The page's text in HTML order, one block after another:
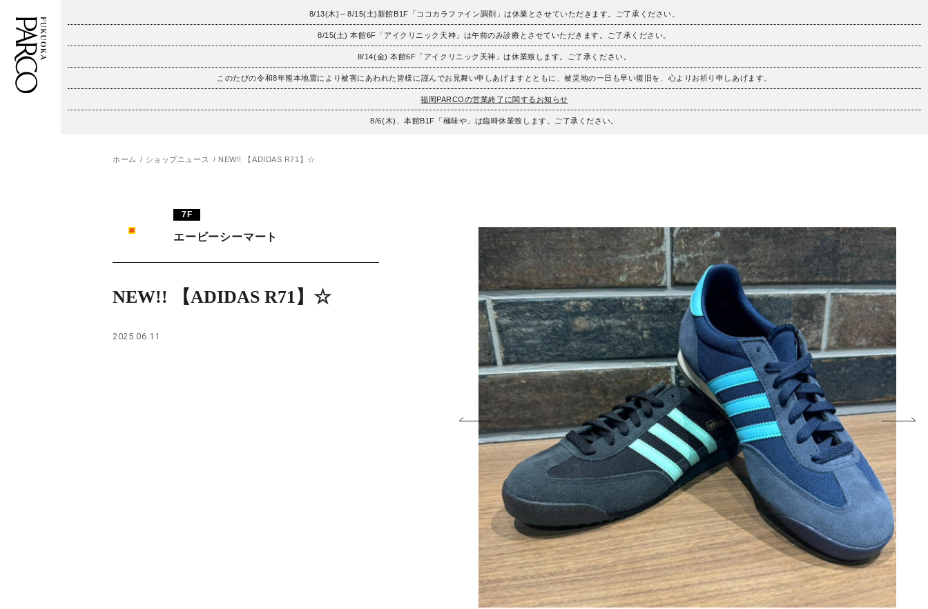
8/13(木)～8/15(土)新館B1F「ココカラファイン調剤」は休業とさせていただきます。ご了承ください。
8/15(土) 本館6F「アイクリニック天神」は午前のみ診療とさせていただきます。ご了承ください。
8/14(金) 本館6F「アイクリニック天神」は休業致します。ご了承ください。
このたびの令和8年熊本地震により被害にあわれた皆様に謹んでお見舞い申しあげますとともに、被災地の一日も早い復旧を、心よりお祈り申しあげます。
福岡PARCOの営業終了に関するお知らせ
8/6(木)、本館B1F「極味や」は臨時休業致します。ご了承ください。
レストラン・カフェ
ホーム ショップニュース NEW!! 【ADIDAS R71】☆
7F
エービーシーマート
NEW!! 【ADIDAS R71】☆
2025.06.11